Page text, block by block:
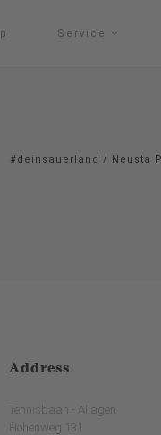
Service
#deinsauerland / Neusta
Address
Tennisbaan - Allagen
Höhenweg 131